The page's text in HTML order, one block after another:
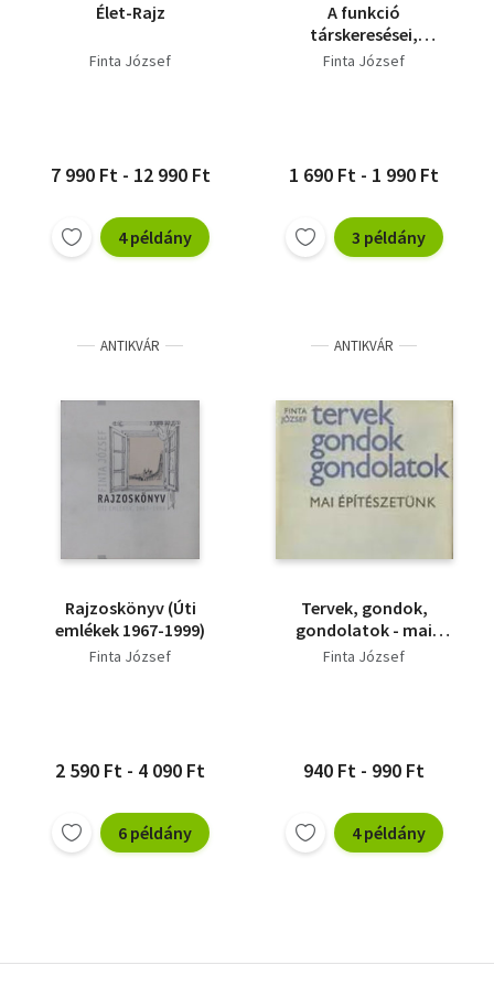
Élet-Rajz
Finta József
7 990 Ft - 12 990 Ft
4 példány
A funkció
társkeresései,
szerződéseim
Finta József
1 690 Ft - 1 990 Ft
3 példány
ANTIKVÁR
Rajzoskönyv (Úti
emlékek 1967-1999)
Finta József
2 590 Ft - 4 090 Ft
6 példány
ANTIKVÁR
Tervek, gondok,
gondolatok - mai
építészetünk
Finta József
940 Ft - 990 Ft
4 példány